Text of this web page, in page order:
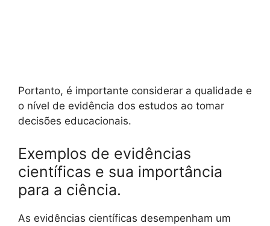
Portanto, é importante considerar a qualidade e
o nível de evidência dos estudos ao tomar
decisões educacionais.
Exemplos de evidências
científicas e sua importância
para a ciência.
As evidências científicas desempenham um